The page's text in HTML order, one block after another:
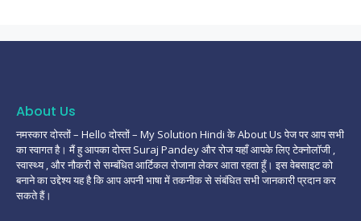
About Us
नमस्कार दोस्तों – Hello दोस्तों – My Solution Hindi के About Us पेज पर आप सभी
का स्वागत है। मैं हु आपका दोस्त Suraj Pandey और रोज यहाँ आपके लिए टेक्नोलॉजी ,
स्वास्थ्य , और नौकरी से सम्बंधित आर्टिकल रोजाना लेकर आता रहता हूँ। इस वेबसाइट को
बनाने का उद्देश्य यह है कि आप अपनी भाषा में तकनीक से संबंधित सभी जानकारी प्रदान कर
सकते हैं।